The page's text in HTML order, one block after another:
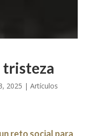
tristeza
2025 | Artículos
reto social para